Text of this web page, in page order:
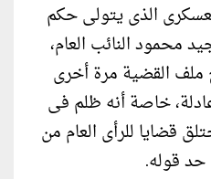
الذى يتولى حكم
محمود النائب العام،
ملف القضية مرة أخرى
خاصة أنه ظلم فى
قضايا للرأى العام من
حد قوله.